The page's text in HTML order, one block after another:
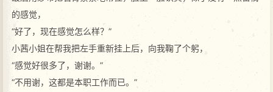
的感觉，
“好了，现在感觉怎么样？”
小茜小姐在帮我把左手重新挂上后，向我鞠了个躬，
“感觉好很多了，谢谢。”
“不用谢，这都是本职工作而已。”